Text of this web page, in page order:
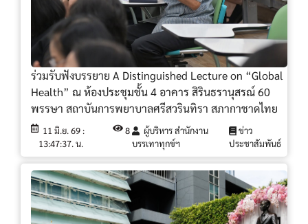
ร่วมรับฟังบรรยาย A Distinguished Lecture on “Global
Health” ณ ห้องประชุมชั้น 4 อาคาร สิรินธรานุสรณ์ 60
พรรษา สถาบันการพยาบาลศรีสวรินทิรา สภากาชาดไทย
11 มิ.ย. 69 :
13:47:37. น.
8
ผู้บริหาร สำนักงาน
บรรเทาทุกข์ฯ
ข่าว
ประชาสัมพันธ์